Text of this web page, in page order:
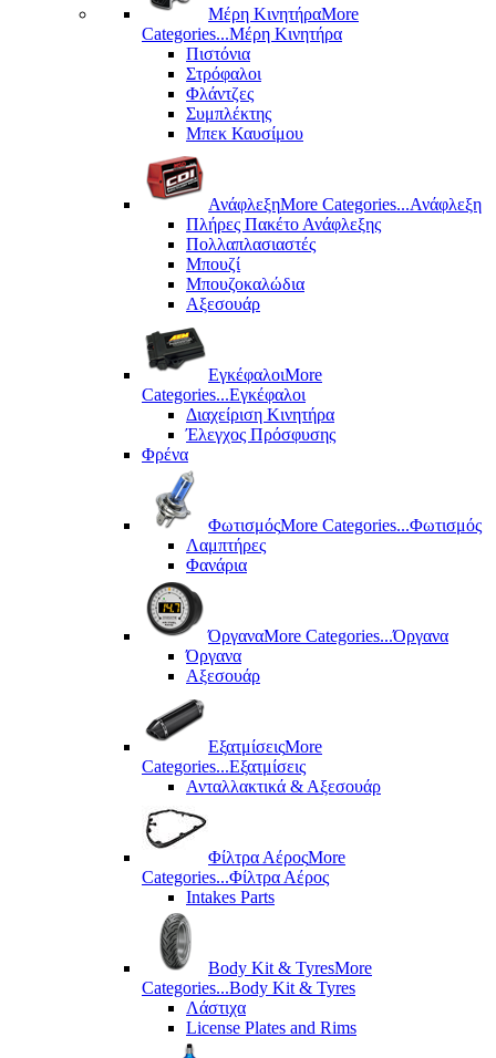
Μέρη KινητήραMore
Categories...Μέρη Kινητήρα
Πιστόνια
Στρόφαλοι
Φλάντζες
Συμπλέκτης
Μπεκ Καυσίμου
ΑνάφλεξηMore Categories...Ανάφλεξη
Πλήρες Πακέτο Ανάφλεξης
Πολλαπλασιαστές
Μπουζί
Μπουζοκαλώδια
Αξεσουάρ
ΕγκέφαλοιMore
Categories...Εγκέφαλοι
Διαχείριση Κινητήρα
Έλεγχος Πρόσφυσης
Φρένα
ΦωτισμόςMore Categories...Φωτισμός
Λαμπτήρες
Φανάρια
ΌργαναMore Categories...Όργανα
Όργανα
Αξεσουάρ
ΕξατμίσειςMore
Categories...Εξατμίσεις
Ανταλλακτικά & Αξεσουάρ
Φίλτρα ΑέροςMore
Categories...Φίλτρα Αέρος
Intakes Parts
Body Kit & TyresMore
Categories...Body Kit & Tyres
Λάστιχα
License Plates and Rims